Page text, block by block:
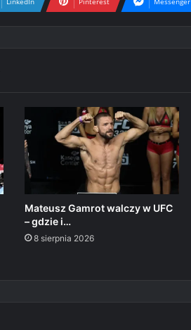
Mateusz Gamrot walczy w UFC
– gdzie i…
8 sierpnia 2026